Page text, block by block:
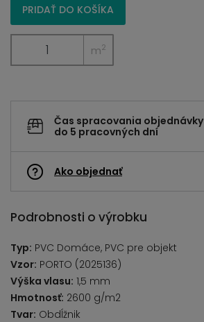
PRIDAŤ DO KOŠÍKA
m2
Čas spracovania objednávky
do 5 pracovných dní
Ako objednať
Podrobnosti o výrobku
Typ: PVC Domáce, PVC pre objekt
Vzor: PORTO (2025136)
Výška vlasu: 1,5 mm
Hmotnosť: 2600 g/m2
Tvar: Obdĺžnik